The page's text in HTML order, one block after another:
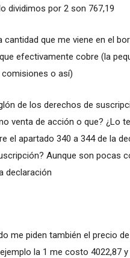
dividimos por 2 son 767,19
cantidad que me viene en el
efectivamente cobre (la
o así)
de los derechos de
venta de acción o que? ¿Lo
el apartado 340 a 344 de la
Aunque son pocas
declaración
me piden también el precio
la 1 me costo 4022,87